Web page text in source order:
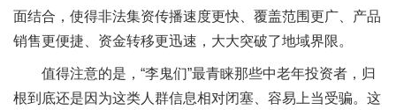
面结合，使得非法集资传播速度更快、覆盖范围更广、产品
销售更便捷、资金转移更迅速，大大突破了地域界限。
值得注意的是，“李鬼们”最青睐那些中老年投资者，归
根到底还是因为这类人群信息相对闭塞、容易上当受骗。这